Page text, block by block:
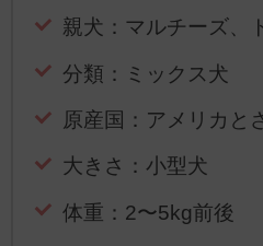
親犬：マルチーズ、
分類：ミックス犬
原産国：アメリカと
大きさ：小型犬
体重：2〜5kg前後